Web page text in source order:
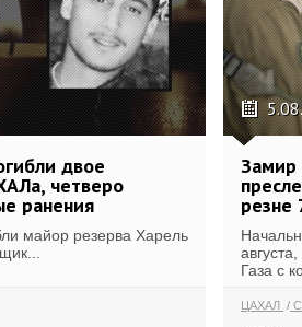
двое
четверо
ранения
майор резерва Харель
Замир
резне
Газа с
ЦАХАЛ